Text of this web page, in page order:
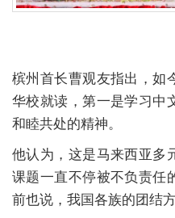
槟州首长曹观友指出，如
华校就读，第一是学习中
和睦共处的精神。
他认为，这是马来西亚多
课题一直不停被不负责任
前也说，我国各族的团结